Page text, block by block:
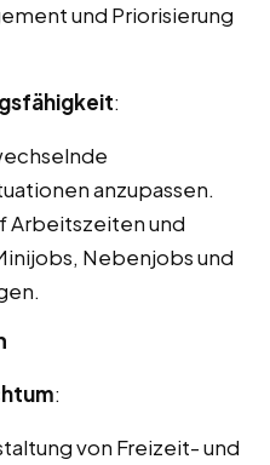
und Priorisierung
:
anzupassen.
Arbeitszeiten und
Nebenjobs und
:
von Freizeit- und